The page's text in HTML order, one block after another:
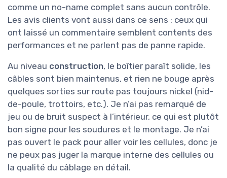
comme un no-name complet sans aucun contrôle.
Les avis clients vont aussi dans ce sens : ceux qui
ont laissé un commentaire semblent contents des
performances et ne parlent pas de panne rapide.
Au niveau construction, le boîtier paraît solide, les
câbles sont bien maintenus, et rien ne bouge après
quelques sorties sur route pas toujours nickel (nid-
de-poule, trottoirs, etc.). Je n’ai pas remarqué de
jeu ou de bruit suspect à l’intérieur, ce qui est plutôt
bon signe pour les soudures et le montage. Je n’ai
pas ouvert le pack pour aller voir les cellules, donc je
ne peux pas juger la marque interne des cellules ou
la qualité du câblage en détail.